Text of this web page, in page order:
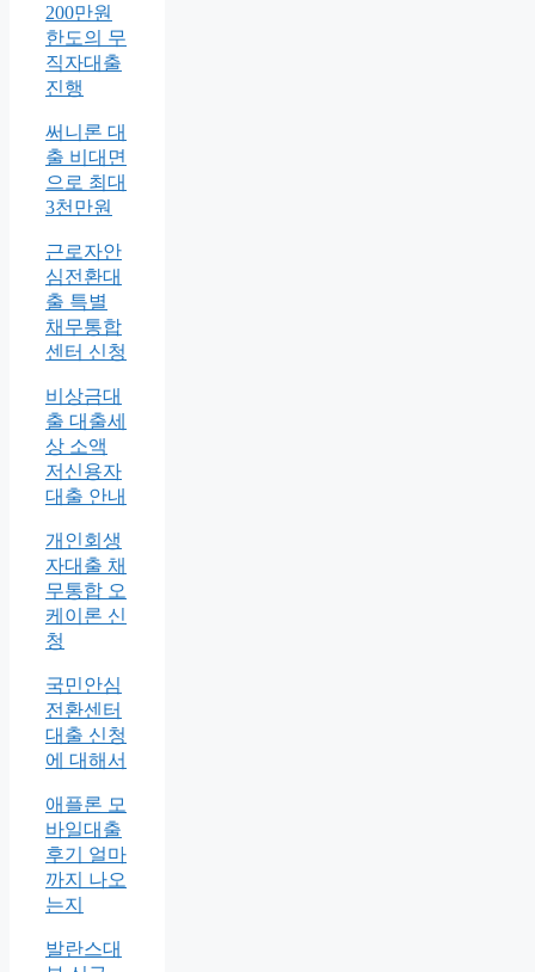
200만원
한도의 무
직자대출
진행
써니론 대
출 비대면
으로 최대
3천만원
근로자안
심전환대
출 특별
채무통합
센터 신청
비상금대
출 대출세
상 소액
저신용자
대출 안내
개인회생
자대출 채
무통합 오
케이론 신
청
국민안심
전환센터
대출 신청
에 대해서
애플론 모
바일대출
후기 얼마
까지 나오
는지
발란스대